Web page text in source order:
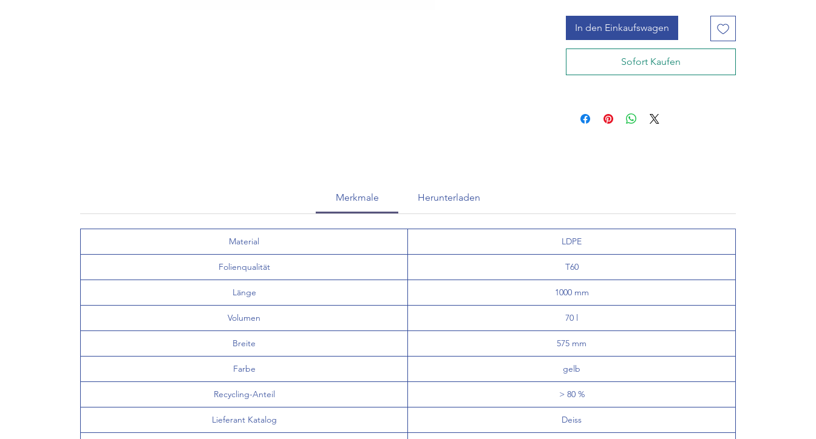
In den Einkaufswagen
Sofort Kaufen
Merkmale Herunterladen
Material LDPE
Folienqualität T60
Länge 1000 mm
Volumen 70 l
Breite 575 mm
Farbe gelb
Recycling-Anteil > 80 %
Lieferant Katalog Deiss